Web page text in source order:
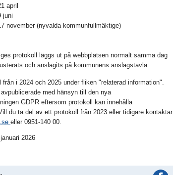
april
juni
november (nyvalda kommunfullmäktige)
protokoll läggs ut på webbplatsen normalt samma dag
och anslagits på kommunens anslagstavla.
från i 2024 och 2025 under fliken "relaterad information".
med hänsyn till den nya
GDPR eftersom protokoll kan innehålla
du ta del av ett protokoll från 2023 eller tidigare kontaktar
eller 0951-140 00.
2026